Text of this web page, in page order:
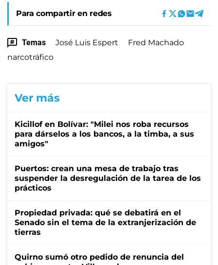
Para compartir en redes
Temas José Luis Espert
Fred Machado
narcotráfico
Ver más
Kicillof en Bolívar: "Milei nos roba recursos
para dárselos a los bancos, a la timba, a sus
amigos"
Puertos: crean una mesa de trabajo tras
suspender la desregulación de la tarea de los
prácticos
Propiedad privada: qué se debatirá en el
Senado sin el tema de la extranjerización de
tierras
Quirno sumó otro pedido de renuncia del